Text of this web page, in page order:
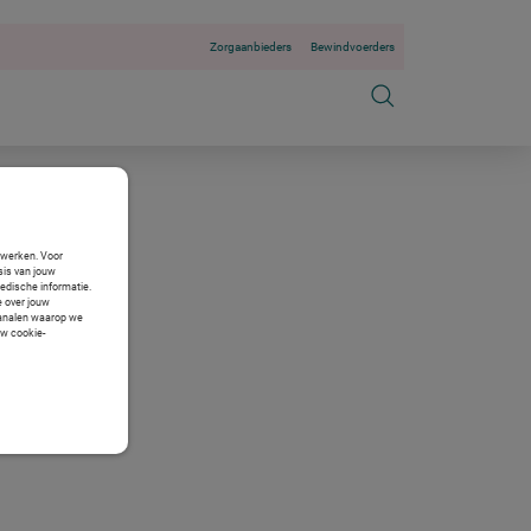
Zorgaanbieders Bewindvoerders
Voor
van jouw
informatie.
over jouw
waarop we
cookie-